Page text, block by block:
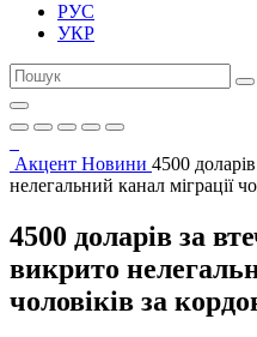
РУС
УКР
Акцент Новини 4500
нелегальний канал міграції
4500 доларів за
викрито
чоловіків за